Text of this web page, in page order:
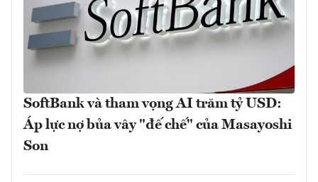
SoftBank và tham vọng AI trăm tỷ USD:
Áp lực nợ bủa vây "đế chế" của Masayoshi
Son